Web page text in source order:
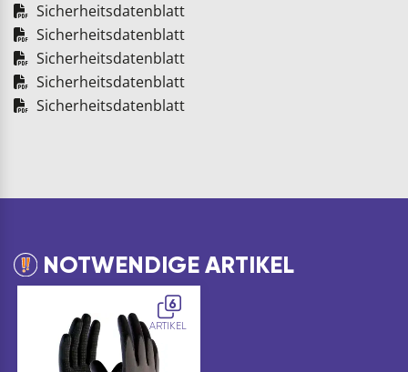
Sicherheitsdatenblatt
Sicherheitsdatenblatt
Sicherheitsdatenblatt
Sicherheitsdatenblatt
Sicherheitsdatenblatt
NOTWENDIGE ARTIKEL
6
ARTIKEL